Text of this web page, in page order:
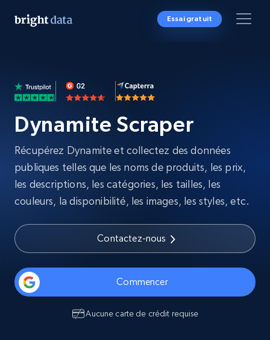
Essai gratuit
Dynamite Scraper
Récupérez Dynamite et collectez des données
publiques telles que les noms de produits, les prix,
les descriptions, les catégories, les tailles, les
couleurs, la disponibilité, les images, les styles, etc.
Contactez-nous
Commencer
Aucune carte de crédit requise